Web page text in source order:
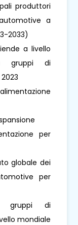
produttori
a
2033)
a livello
gruppi di
per
globale dei
per
gruppi di
mondiale